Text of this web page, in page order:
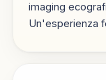
imaging
Un'esperienza